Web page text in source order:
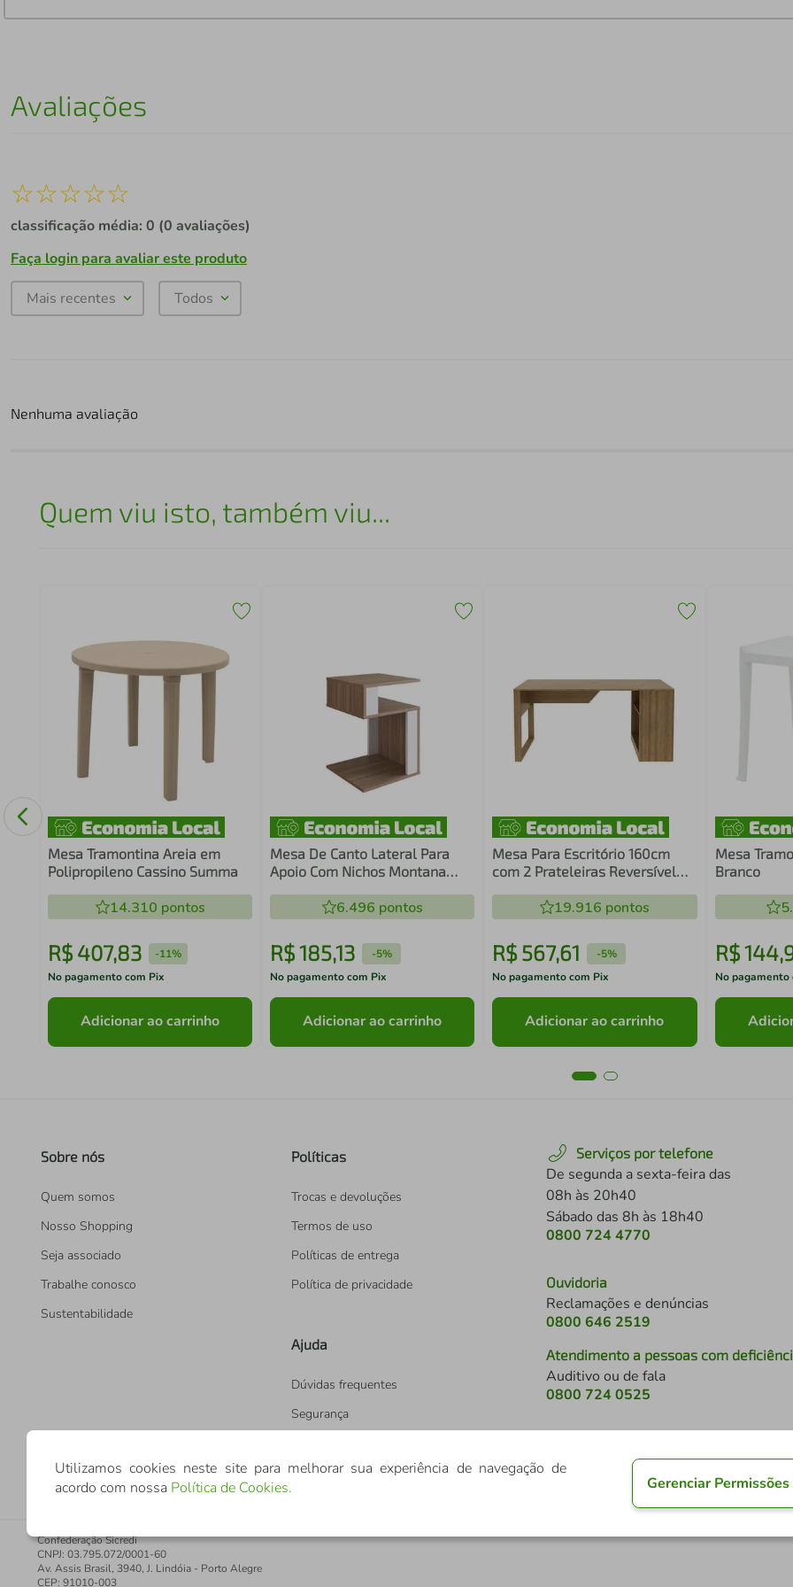
Avaliações
☆☆☆☆☆
classificação média: 0 (0 avaliações)
Faça login para avaliar este produto
Mais recentes Todos
Nenhuma avaliação
Quem viu isto, também viu...
Mesa Tramontina Areia em
Polipropileno Cassino Summa
14.310 pontos
R$ 407,83 -11%
No pagamento com Pix
Adicionar ao carrinho
Mesa De Canto Lateral Para
Apoio Com Nichos Montana
6.496 pontos
R$185,13 -5%
No pagamento com Pix
Adicionar ao carrinho
Mesa Para Escritório 160cm
com 2 Prateleiras Reversível
19.916 pontos
R$567,61 -5%
No pagamento com Pix
Adicionar ao carrinho
Mesa
Branco
R$144,
No pagamento
Sobre nós
Quem somos
Nosso Shopping
Seja associado
Trabalhe conosco
Sustentabilidade
Políticas
Trocas e devoluções
Termos de uso
Políticas de entrega
Política de privacidade
Ajuda
Dúvidas frequentes
Segurança
Serviços por telefone
De segunda a sexta-feira das
08h às 20h40
Sábado das 8h às 18h40
0800 724 4770
Ouvidoria
Reclamações e denúncias
0800 646 2519
Atendimento a pessoas com
Auditivo ou de fala
0800 724 0525
Confederação Sicredi
CNPJ: 03.795.072/0001-60
Av. Assis Brasil, 3940, J. Lindóia - Porto Alegre
CEP: 91010-003
Utilizamos cookies neste site para melhorar sua experiência de navegação de
acordo com nossa Política de Cookies. Gerenciar